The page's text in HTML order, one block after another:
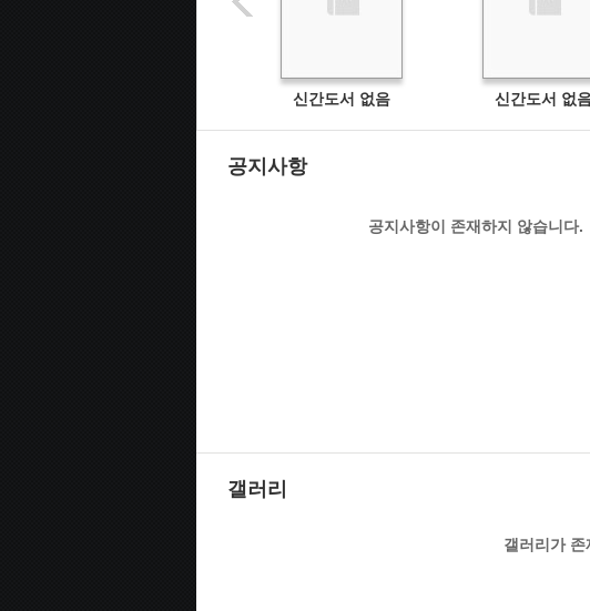
신간도서 없음 신간도서 없
공지사항
공지사항이 존재하지 않습니다.
갤러리
갤러리가